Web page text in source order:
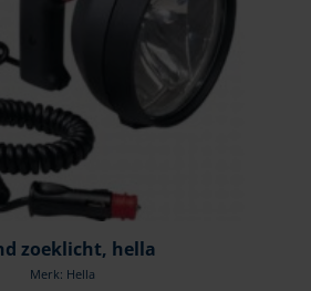
zoeklicht, hella
Merk: Hella